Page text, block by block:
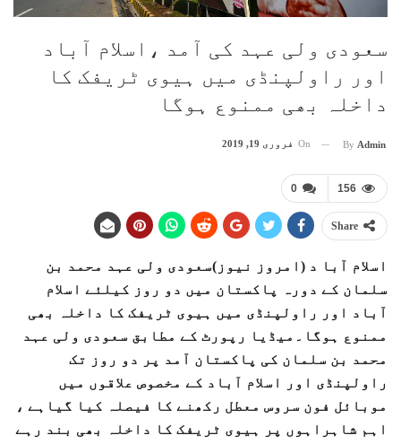
سعودی ولی عہد کی آمد ،اسلام آباد
اور راولپنڈی میں ہیوی ٹریفک کا
داخلہ بھی ممنوع ہوگا
By Admin
On فروری 19, 2019
0 156
Share
اسلام آبا د (امروز نیوز)سعودی ولی عہد محمد بن
سلمان کے دورہ پاکستان میں دو روز کیلئے اسلام
آباد اور راولپنڈی میں ہیوی ٹریفک کا داخلہ بھی
ممنوع ہوگا۔میڈیا رپورٹ کے مطابق سعودی ولی عہد
محمد بن سلمان کی پاکستان آمد پر دو روز تک
راولپنڈی اور اسلام آباد کے مخصوص علاقوں میں
موبائل فون سروس معطل رکھنے کا فیصلہ کیا گیاہے ،
اہم شاہراہوں پر ہیوی ٹریفک کا داخلہ بھی بند رہے